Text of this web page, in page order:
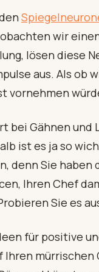
wir
lösen diese
aus. Als ob
vornehmen
bei Gähnen und
ist es ja so
denn Sie haben
Ihren Chef
Sie es
für positive
Ihren mürrischen